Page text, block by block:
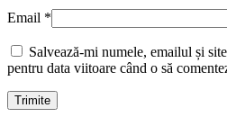
Email *
Salvează-mi numele, emailul și
pentru data viitoare când o să